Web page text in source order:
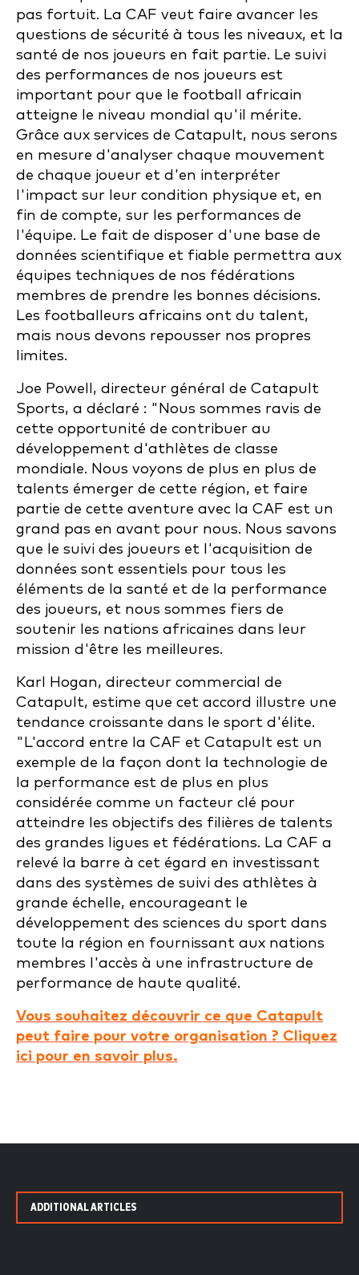
pas fortuit. La CAF veut faire avancer les
questions de sécurité à tous les niveaux, et la
santé de nos joueurs en fait partie. Le suivi
des performances de nos joueurs est
important pour que le football africain
atteigne le niveau mondial qu'il mérite.
Grâce aux services de Catapult, nous serons
en mesure d'analyser chaque mouvement
de chaque joueur et d'en interpréter
l'impact sur leur condition physique et, en
fin de compte, sur les performances de
l'équipe. Le fait de disposer d'une base de
données scientifique et fiable permettra aux
équipes techniques de nos fédérations
membres de prendre les bonnes décisions.
Les footballeurs africains ont du talent,
mais nous devons repousser nos propres
limites.
Joe Powell, directeur général de Catapult
Sports, a déclaré : "Nous sommes ravis de
cette opportunité de contribuer au
développement d'athlètes de classe
mondiale. Nous voyons de plus en plus de
talents émerger de cette région, et faire
partie de cette aventure avec la CAF est un
grand pas en avant pour nous. Nous savons
que le suivi des joueurs et l'acquisition de
données sont essentiels pour tous les
éléments de la santé et de la performance
des joueurs, et nous sommes fiers de
soutenir les nations africaines dans leur
mission d'être les meilleures.
Karl Hogan, directeur commercial de
Catapult, estime que cet accord illustre une
tendance croissante dans le sport d'élite.
"L'accord entre la CAF et Catapult est un
exemple de la façon dont la technologie de
la performance est de plus en plus
considérée comme un facteur clé pour
atteindre les objectifs des filières de talents
des grandes ligues et fédérations. La CAF a
relevé la barre à cet égard en investissant
dans des systèmes de suivi des athlètes à
grande échelle, encourageant le
développement des sciences du sport dans
toute la région en fournissant aux nations
membres l'accès à une infrastructure de
performance de haute qualité.
Vous souhaitez découvrir ce que Catapult
peut faire pour votre organisation ? Cliquez
ici pour en savoir plus.
ADDITIONAL ARTICLES